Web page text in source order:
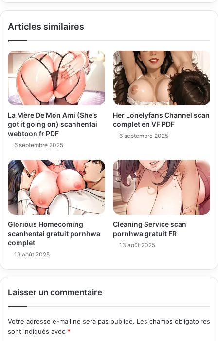
Articles similaires
La Mère De Mon Ami (She’s
got it going on) scanhentai
webtoon fr PDF
6 septembre 2025
Her Lonelyfans Channel scan
complet en VF PDF
6 septembre 2025
Glorious Homecoming
scanhentai gratuit pornhwa
complet
19 août 2025
Cleaning Service scan
pornhwa gratuit FR
13 août 2025
Laisser un commentaire
Votre adresse e-mail ne sera pas publiée. Les champs obligatoires
sont indiqués avec *